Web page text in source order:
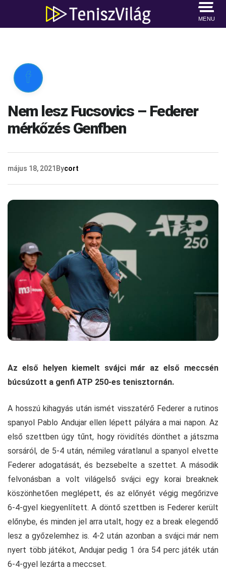
MENU

Nem lesz Fucsovics – Federer
mérkőzés Genfben
május 18, 2021 Bycort
Az első helyen kiemelt svájci már az első meccsén
búcsúzott a genfi ATP 250-es tenisztornán.
A hosszú kihagyás után ismét visszatérő Federer a rutinos
spanyol Pablo Andujar ellen lépett pályára a mai napon. Az
első szettben úgy tűnt, hogy rövidítés dönthet a játszma
sorsáról, de 5-4 után, némileg váratlanul a spanyol elvette
Federer adogatását, és bezsebelte a szettet. A második
felvonásban a volt világelső svájci egy korai breaknek
köszönhetően meglépett, és az előnyét végig megőrizve
6-4-gyel kiegyenlített. A döntő szettben is Federer került
előnybe, és minden jel arra utalt, hogy ez a break elegendő
lesz a győzelemhez is. 4-2 után azonban a svájci már nem
nyert több játékot, Andujar pedig 1 óra 54 perc játék után
6-4-gyel lezárta a meccset.